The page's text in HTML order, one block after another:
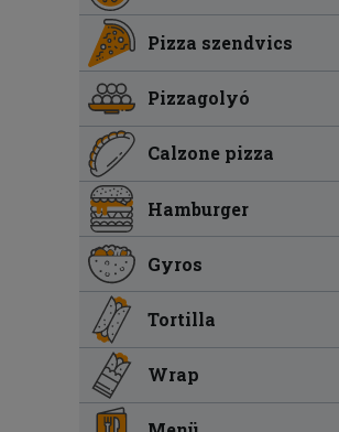
Pizza szendvics
Pizzagolyó
Calzone pizza
Hamburger
Gyros
Tortilla
Wrap